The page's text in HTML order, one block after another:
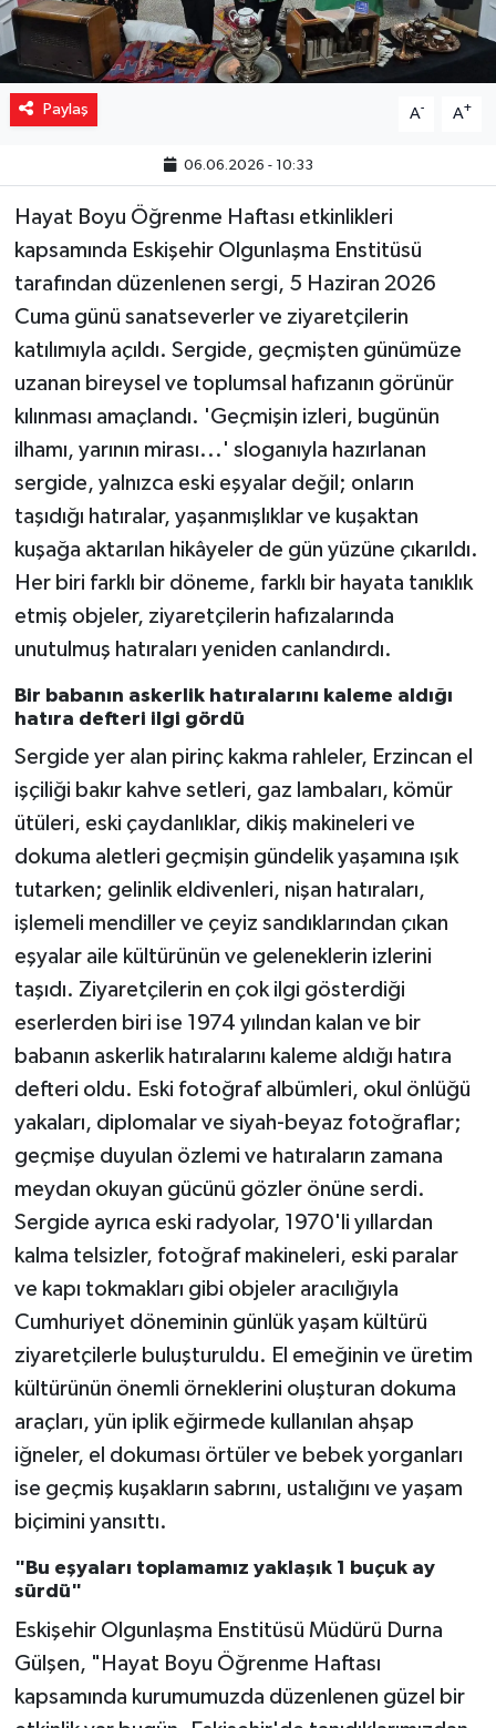
Paylaş A- A+
06.06.2026 - 10:33
Hayat Boyu Öğrenme Haftası etkinlikleri
kapsamında Eskişehir Olgunlaşma Enstitüsü
tarafından düzenlenen sergi, 5 Haziran 2026
Cuma günü sanatseverler ve ziyaretçilerin
katılımıyla açıldı. Sergide, geçmişten günümüze
uzanan bireysel ve toplumsal hafızanın görünür
kılınması amaçlandı. 'Geçmişin izleri, bugünün
ilhamı, yarının mirası...' sloganıyla hazırlanan
sergide, yalnızca eski eşyalar değil; onların
taşıdığı hatıralar, yaşanmışlıklar ve kuşaktan
kuşağa aktarılan hikâyeler de gün yüzüne çıkarıldı.
Her biri farklı bir döneme, farklı bir hayata tanıklık
etmiş objeler, ziyaretçilerin hafızalarında
unutulmuş hatıraları yeniden canlandırdı.
Bir babanın askerlik hatıralarını kaleme aldığı
hatıra defteri ilgi gördü
Sergide yer alan pirinç kakma rahleler, Erzincan el
işçiliği bakır kahve setleri, gaz lambaları, kömür
ütüleri, eski çaydanlıklar, dikiş makineleri ve
dokuma aletleri geçmişin gündelik yaşamına ışık
tutarken; gelinlik eldivenleri, nişan hatıraları,
işlemeli mendiller ve çeyiz sandıklarından çıkan
eşyalar aile kültürünün ve geleneklerin izlerini
taşıdı. Ziyaretçilerin en çok ilgi gösterdiği
eserlerden biri ise 1974 yılından kalan ve bir
babanın askerlik hatıralarını kaleme aldığı hatıra
defteri oldu. Eski fotoğraf albümleri, okul önlüğü
yakaları, diplomalar ve siyah-beyaz fotoğraflar;
geçmişe duyulan özlemi ve hatıraların zamana
meydan okuyan gücünü gözler önüne serdi.
Sergide ayrıca eski radyolar, 1970'li yıllardan
kalma telsizler, fotoğraf makineleri, eski paralar
ve kapı tokmakları gibi objeler aracılığıyla
Cumhuriyet döneminin günlük yaşam kültürü
ziyaretçilerle buluşturuldu. El emeğinin ve üretim
kültürünün önemli örneklerini oluşturan dokuma
araçları, yün iplik eğirmede kullanılan ahşap
iğneler, el dokuması örtüler ve bebek yorganları
ise geçmiş kuşakların sabrını, ustalığını ve yaşam
biçimini yansıttı.
"Bu eşyaları toplamamız yaklaşık 1 buçuk ay
sürdü"
Eskişehir Olgunlaşma Enstitüsü Müdürü Durna
Gülşen, "Hayat Boyu Öğrenme Haftası
kapsamında kurumumuzda düzenlenen güzel bir